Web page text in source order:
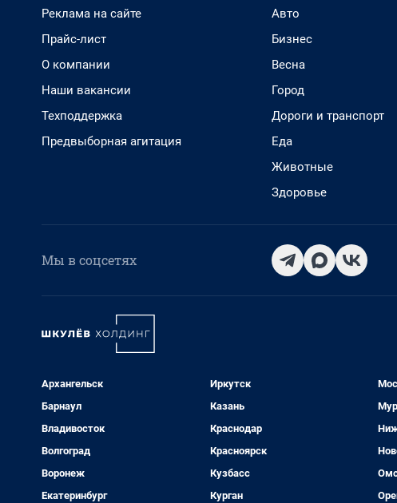
Реклама на сайте
Прайс-лист
О компании
Наши вакансии
Техподдержка
Предвыборная агитация
Авто
Бизнес
Весна
Город
Дороги и транспорт
Еда
Животные
Здоровье
Мы в соцсетях
Архангельск
Барнаул
Владивосток
Волгоград
Воронеж
Екатеринбург
Иркутск
Казань
Краснодар
Красноярск
Кузбасс
Курган